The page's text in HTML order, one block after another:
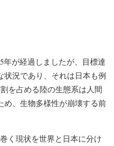
年が経過しましたが、目標達
状況であり、それは日本も例
を占める陸の生態系は人間
め、生物多様性が崩壊する前
く現状を世界と日本に分け